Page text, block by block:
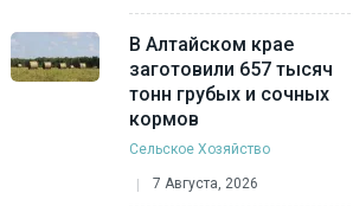
В Алтайском крае
заготовили 657 тысяч
тонн грубых и сочных
кормов
Сельское Хозяйство
7 Августа, 2026